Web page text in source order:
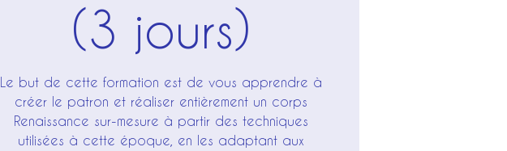
(3 jours)
Le but de cette formation est de vous apprendre à
créer le patron et réaliser entièrement un corps
Renaissance sur-mesure à partir des techniques
utilisées à cette époque, en les adaptant aux